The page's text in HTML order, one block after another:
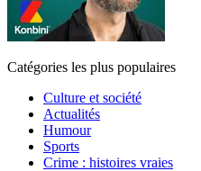
Catégories les plus populaires
Culture et société
Actualités
Humour
Sports
Crime : histoires vraies